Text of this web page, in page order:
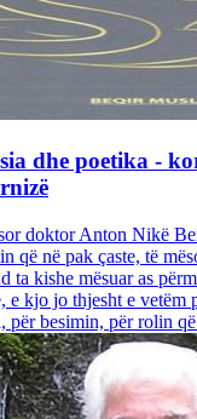
dhe poetika -
doktor Anton Nikë
që në pak çaste, të
ta kishe mësuar as
e kjo jo thjesht e vetëm
për besimin, për rolin